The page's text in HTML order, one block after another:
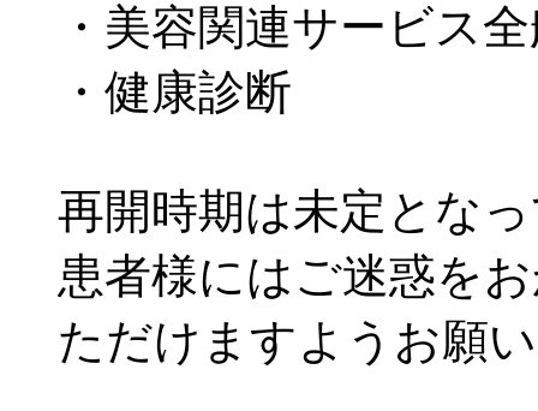
・美容関連サービス
・健康診断
再開時期は未定とな
患者様にはご迷惑を
ただけますようお願